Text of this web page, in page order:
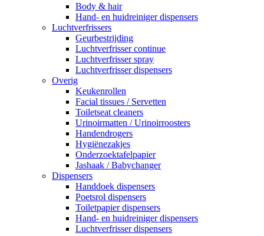
Body & hair
Hand- en huidreiniger dispensers
Luchtverfrissers
Geurbestrijding
Luchtverfrisser continue
Luchtverfrisser spray
Luchtverfrisser dispensers
Overig
Keukenrollen
Facial tissues / Servetten
Toiletseat cleaners
Urinoirmatten / Urinoirroosters
Handendrogers
Hygiënezakjes
Onderzoektafelpapier
Jashaak / Babychanger
Dispensers
Handdoek dispensers
Poetsrol dispensers
Toiletpapier dispensers
Hand- en huidreiniger dispensers
Luchtverfrisser dispensers